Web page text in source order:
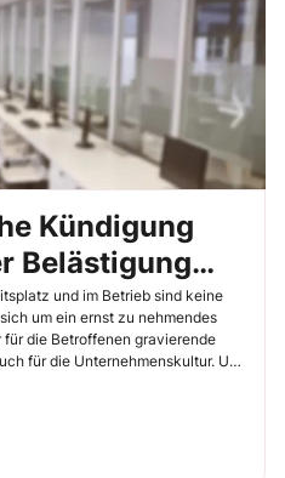
Kündigung
Belästigung
und im Betrieb sind keine
um ein ernst zu nehmendes
die Betroffenen gravierende
für die Unternehmenskultur. Um
vor sexuellen Belästigungen
sind verpflichtet, eine sichere
folgende Entscheidung des